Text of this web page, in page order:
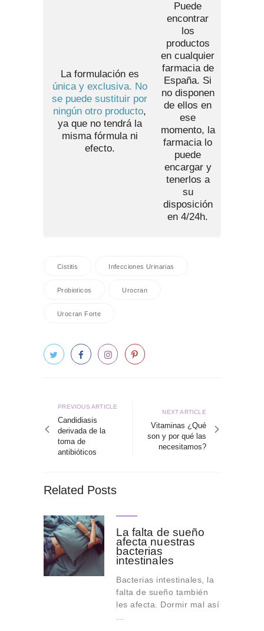
La formulación es
única y exclusiva. No
se puede sustituir por
ningún otro producto,
ya que no tendrá la
misma fórmula ni
efecto.
Puede
encontrar
los
productos
en cualquier
farmacia de
España. Si
no disponen
de ellos en
ese
momento, la
farmacia lo
puede
encargar y
tenerlos a
su
disposición
en 4/24h.
Cistitis Infecciones Urinarias
Probioticos Urocran
Urocran Forte
de
entradas
Previous
article
PREVIOUS ARTICLE
Candidiasis
derivada de la
toma de
antibióticos
Next
article
NEXT ARTICLE
Vitaminas ¿Qué
son y por qué las
necesitamos?
Related Posts
La falta de sueño
afecta nuestras
bacterias
intestinales
Bacterias intestinales, la
falta de sueño también
les afecta. Dormir mal así